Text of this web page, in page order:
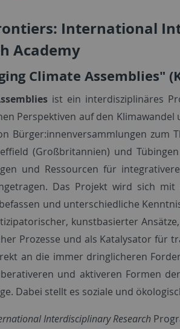
International
Academy
Climate Assemblies"
ist ein interdisziplinäres
Perspektiven auf den
Bürger:innenversammlungen
(Großbritannien) und
und Ressourcen für
Das Projekt wird sich
und unterschiedliche
kunstbasierter
Prozesse und als Katalysator für
an die immer dringlicheren
und aktiveren Formen
Dabei stellt es soziale und
Interdisciplinary Research